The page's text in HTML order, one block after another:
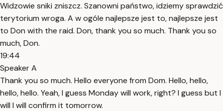
Widzowie sniki zniszcz. Szanowni państwo, idziemy sprawdzić
terytorium wroga. A w ogóle najlepsze jest to, najlepsze jest
to Don with the raid. Don, thank you so much. Thank you so
much, Don.
19:44
Speaker A
Thank you so much. Hello everyone from Dom. Hello, hello,
hello, hello. Yeah, I guess Monday will work, right? I guess but I
will I will confirm it tomorrow.